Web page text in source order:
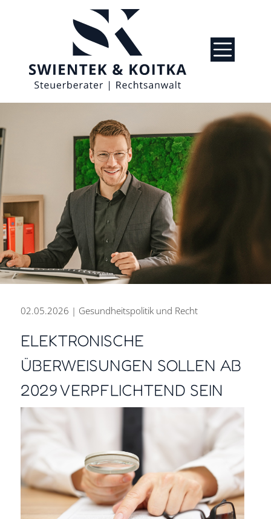
PERSÖNLICH BERATEN.
ZUKUNFT GESTALTEN.
DIGITAL ARBEITEN.
Steuer- und Rechtsberatung
aus einer Hand für den Erfolg
Ihres Unternehmens.
Kontakt
02.05.2026 | Gesundheitspolitik und Recht
ELEKTRONISCHE
ÜBERWEISUNGEN SOLLEN AB
2029 VERPFLICHTEND SEIN